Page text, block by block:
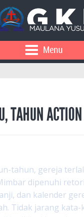
Menu
TAHUN ACTION
tahun, gereja
dipenuhi
dan kalender
Tidak jarang